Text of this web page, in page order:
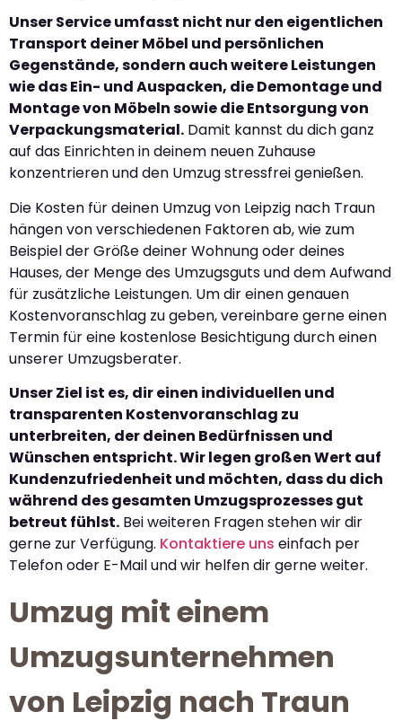
Unser Service umfasst nicht nur den eigentlichen
Transport deiner Möbel und persönlichen
Gegenstände, sondern auch weitere Leistungen
wie das Ein- und Auspacken, die Demontage und
Montage von Möbeln sowie die Entsorgung von
Verpackungsmaterial. Damit kannst du dich ganz
auf das Einrichten in deinem neuen Zuhause
konzentrieren und den Umzug stressfrei genießen.
Die Kosten für deinen Umzug von Leipzig nach Traun
hängen von verschiedenen Faktoren ab, wie zum
Beispiel der Größe deiner Wohnung oder deines
Hauses, der Menge des Umzugsguts und dem Aufwand
für zusätzliche Leistungen. Um dir einen genauen
Kostenvoranschlag zu geben, vereinbare gerne einen
Termin für eine kostenlose Besichtigung durch einen
unserer Umzugsberater.
Unser Ziel ist es, dir einen individuellen und
transparenten Kostenvoranschlag zu
unterbreiten, der deinen Bedürfnissen und
Wünschen entspricht. Wir legen großen Wert auf
Kundenzufriedenheit und möchten, dass du dich
während des gesamten Umzugsprozesses gut
betreut fühlst. Bei weiteren Fragen stehen wir dir
gerne zur Verfügung. Kontaktiere uns einfach per
Telefon oder E-Mail und wir helfen dir gerne weiter.
Umzug mit einem
Umzugsunternehmen
von Leipzig nach Traun